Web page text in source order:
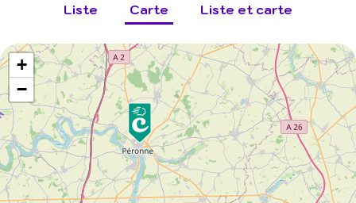
Liste Carte Liste et carte
+
−